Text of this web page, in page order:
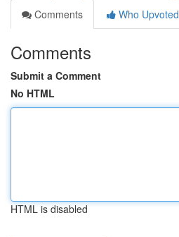
Comments
Who Upvoted
Comments
Submit a Comment
No HTML
HTML is disabled